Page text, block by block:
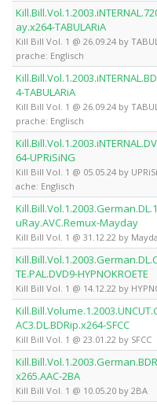
ay.x264-TABULARiA
Kill Bill Vol. 1 @ 26.09.24 by
prache: Englisch
4-TABULARiA
Kill Bill Vol. 1 @ 26.09.24 by
prache: Englisch
64-UPRiSiNG
Kill Bill Vol. 1 @ 05.05.24 by
ache: Englisch
uRay.AVC.Remux-Mayday
Kill Bill Vol. 1 @ 31.12.22 by
TE.PAL.DVD9-HYPNOKROETE
Kill Bill Vol. 1 @ 14.12.22 by
AC3.DL.BDRip.x264-SFCC
Kill Bill Vol. 1 @ 23.01.22 by SFCC
x265.AAC-2BA
Kill Bill Vol. 1 @ 10.05.20 by 2BA